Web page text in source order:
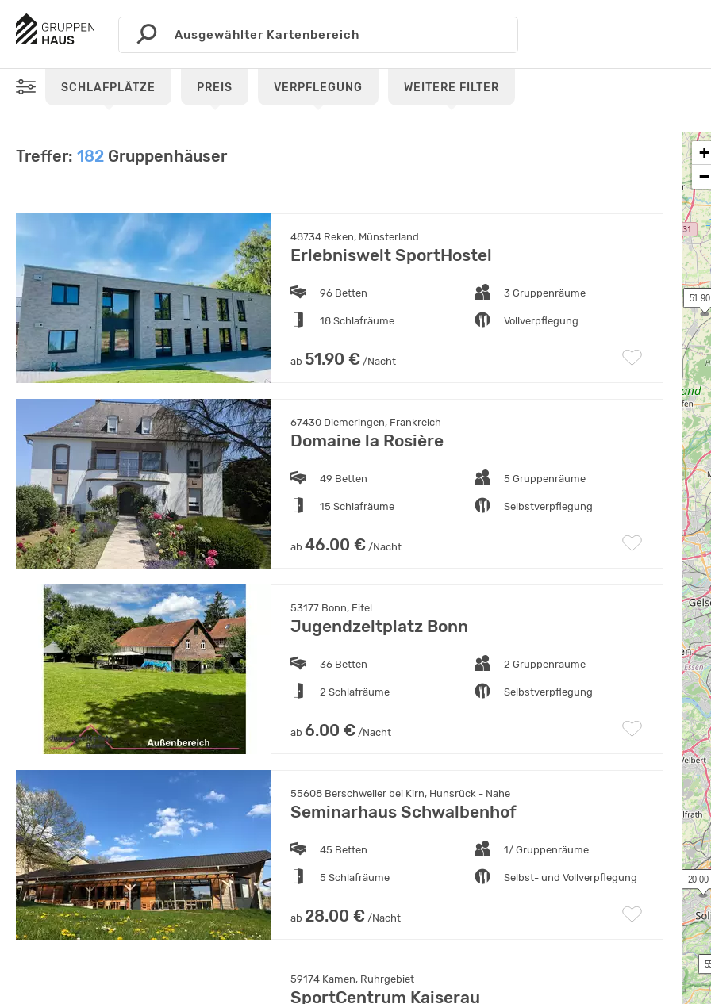
SCHLAFPLÄTZE PREIS VERPFLEGUNG WEITERE FILTER
Treffer: 182 Gruppenhäuser
48734 Reken, Münsterland
Erlebniswelt SportHostel
96 Betten 3 Gruppenräume
18 Schlafräume Vollverpflegung
ab 51.90 € /Nacht
67430 Diemeringen, Frankreich
Domaine la Rosière
49 Betten 5 Gruppenräume
15 Schlafräume Selbstverpflegung
ab 46.00 € /Nacht
53177 Bonn, Eifel
Jugendzeltplatz Bonn
36 Betten 2 Gruppenräume
2 Schlafräume Selbstverpflegung
ab 6.00 € /Nacht
55608 Berschweiler bei Kirn, Hunsrück - Nahe
Seminarhaus Schwalbenhof
45 Betten 1/ Gruppenräume
5 Schlafräume Selbst- und Vollverpflegung
ab 28.00 € /Nacht
59174 Kamen, Ruhrgebiet
SportCentrum Kaiserau
20.00
+
−